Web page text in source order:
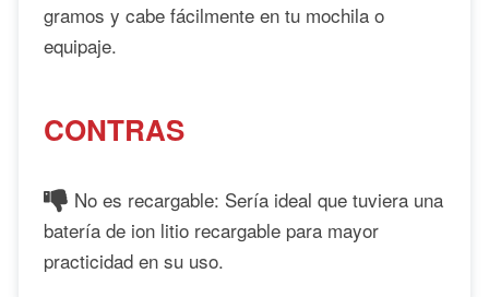
gramos y cabe fácilmente en tu mochila o
equipaje.
CONTRAS
No es recargable: Sería ideal que tuviera una
batería de ion litio recargable para mayor
practicidad en su uso.